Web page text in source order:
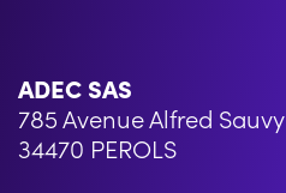
ADEC SAS
785 Avenue Alfred Sauvy
34470 PEROLS